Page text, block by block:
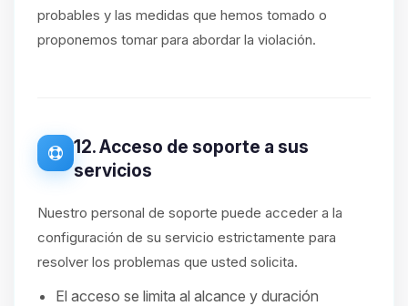
probables y las medidas que hemos tomado o
proponemos tomar para abordar la violación.
12. Acceso de soporte a sus
servicios
Nuestro personal de soporte puede acceder a la
configuración de su servicio estrictamente para
resolver los problemas que usted solicita.
El acceso se limita al alcance y duración